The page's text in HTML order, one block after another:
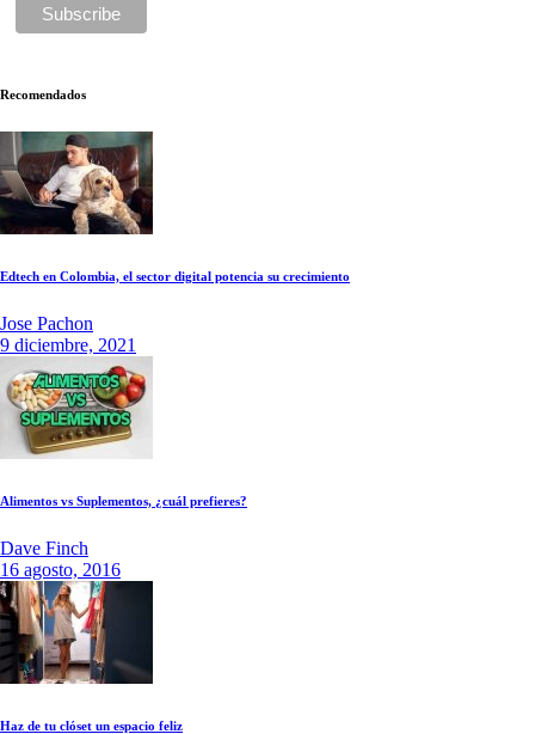
Recomendados
Edtech en Colombia, el sector digital potencia su crecimiento
Jose Pachon
9 diciembre, 2021
Alimentos vs Suplementos, ¿cuál prefieres?
Dave Finch
16 agosto, 2016
Haz de tu clóset un espacio feliz